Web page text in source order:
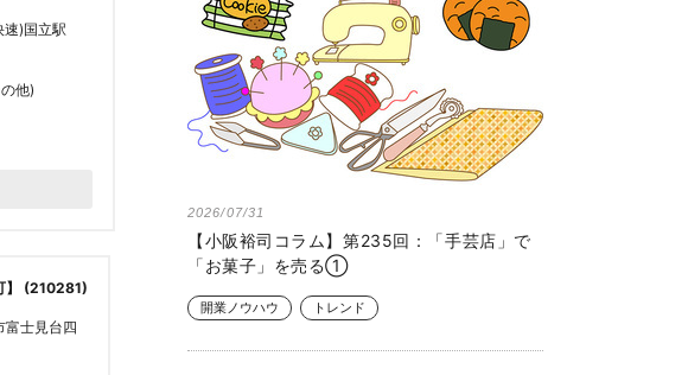
)国立駅
他)
】 (210281)
富士見台四
2026/07/31
【小阪裕司コラム】第235回：「手芸店」で
「お菓子」を売る①
開業ノウハウ トレンド